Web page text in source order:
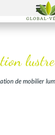
de mobilier